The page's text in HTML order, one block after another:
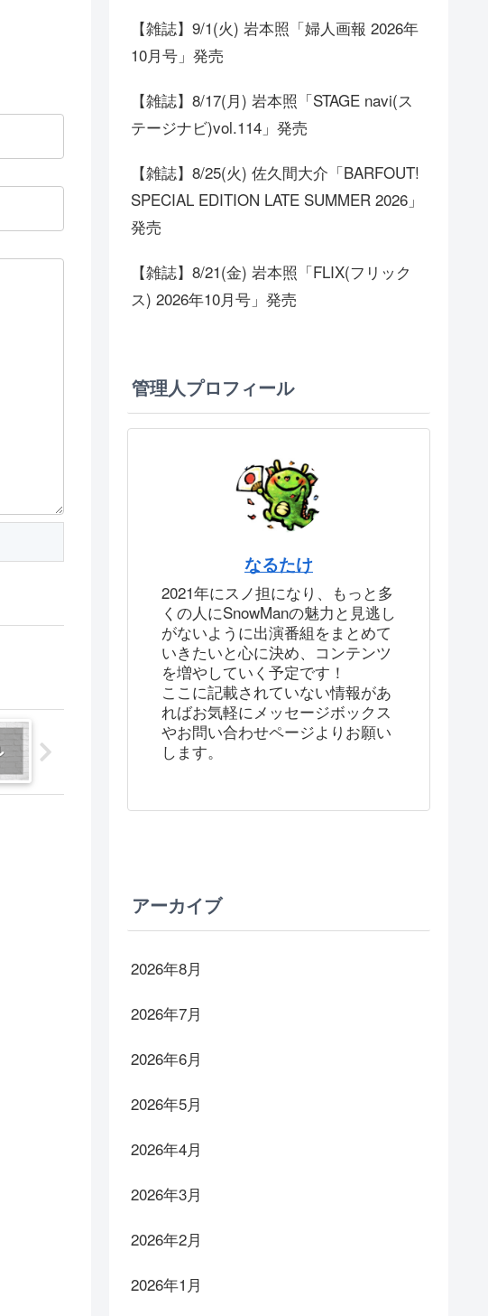
【雑誌】9/1(火) 岩本照「婦人画報 2026年
10月号」発売
【雑誌】8/17(月) 岩本照「STAGE navi(ス
テージナビ)vol.114」発売
【雑誌】8/25(火) 佐久間大介「BARFOUT!
SPECIAL EDITION LATE SUMMER 2026」
発売
【雑誌】8/21(金) 岩本照「FLIX(フリック
ス) 2026年10月号」発売
管理人プロフィール
なるたけ
2021年にスノ担になり、もっと多
くの人にSnowManの魅力と見逃し
がないように出演番組をまとめて
いきたいと心に決め、コンテンツ
を増やしていく予定です！
ここに記載されていない情報があ
ればお気軽にメッセージボックス
やお問い合わせページよりお願い
します。
アーカイブ
2026年8月
2026年7月
2026年6月
2026年5月
2026年4月
2026年3月
2026年2月
2026年1月